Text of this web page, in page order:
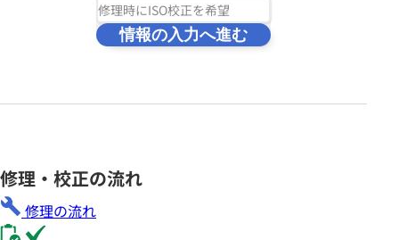
修理時にISO校正を希望
情報の入力へ進む
修理・校正の流れ
修理の流れ